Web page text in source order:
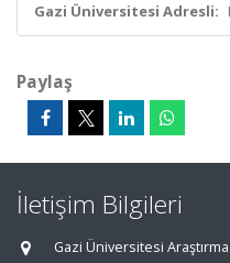
Gazi Üniversitesi Adresli:
Paylaş
İletişim Bilgileri
Gazi Üniversitesi